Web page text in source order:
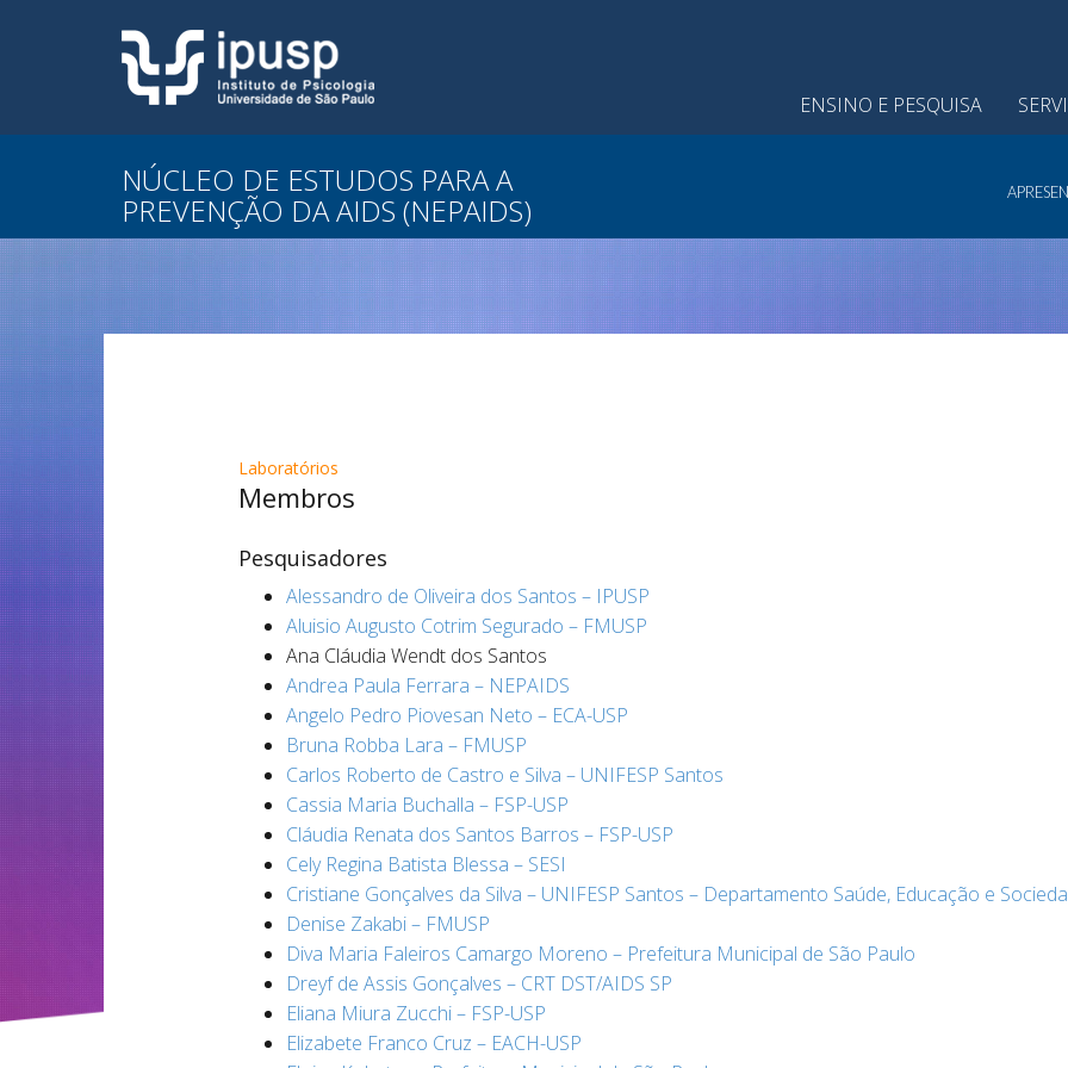
ENSINO E PESQUISA
NÚCLEO DE ESTUDOS PARA A
PREVENÇÃO DA AIDS (NEPAIDS)
Laboratórios
Membros
Pesquisadores
Alessandro de Oliveira dos Santos – IPUSP
Aluisio Augusto Cotrim Segurado – FMUSP
Ana Cláudia Wendt dos Santos
Andrea Paula Ferrara – NEPAIDS
Angelo Pedro Piovesan Neto – ECA-USP
Bruna Robba Lara – FMUSP
Carlos Roberto de Castro e Silva – UNIFESP Santos
Cassia Maria Buchalla – FSP-USP
Cláudia Renata dos Santos Barros – FSP-USP
Cely Regina Batista Blessa – SESI
Cristiane Gonçalves da Silva – UNIFESP Santos – Departamento Saúde, Educação e
Denise Zakabi – FMUSP
Diva Maria Faleiros Camargo Moreno – Prefeitura Municipal de São Paulo
Dreyf de Assis Gonçalves – CRT DST/AIDS SP
Eliana Miura Zucchi – FSP-USP
Elizabete Franco Cruz – EACH-USP